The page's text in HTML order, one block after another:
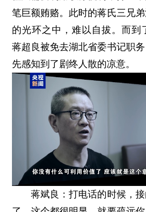
笔巨额贿赂。此时的蒋氏三兄
的光环之中，难以自拔。而到
蒋超良被免去湖北省委书记职
先感知到了剧终人散的凉意。
蒋斌良：打电话的时候，